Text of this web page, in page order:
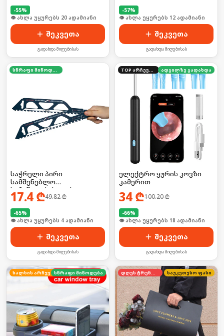
-55%
🛒 ბოლო 24სთ-ში იყიდა 32-მა
შეკვეთა
გადახდა მიღებისას
-57%
🛒 ბოლო 24სთ-ში იყიდა 16-მა
შეკვეთა
გადახდა მიღებისას
სწრაფი მიწოდება
საჭრელი პირი
სამშენებლო
სამუშაოებისთვის 2ც
17.4₾49.82₾
-65%
🛒 ბოლო 24სთ-ში იყიდა 5-მა
შეკვეთა
გადახდა მიღებისას
TOP არჩევანი ადგილზე გადახდა
ელექტრო ყურის კოვზი
კამერით
34₾100.20₾
-66%
🛒 ბოლო 24სთ-ში იყიდა 24-მა
შეკვეთა
გადახდა მიღებისას
ხალხის არჩევანისწრაფი მიწოდება დღეს ტრენდში საუკეთესო ფასი